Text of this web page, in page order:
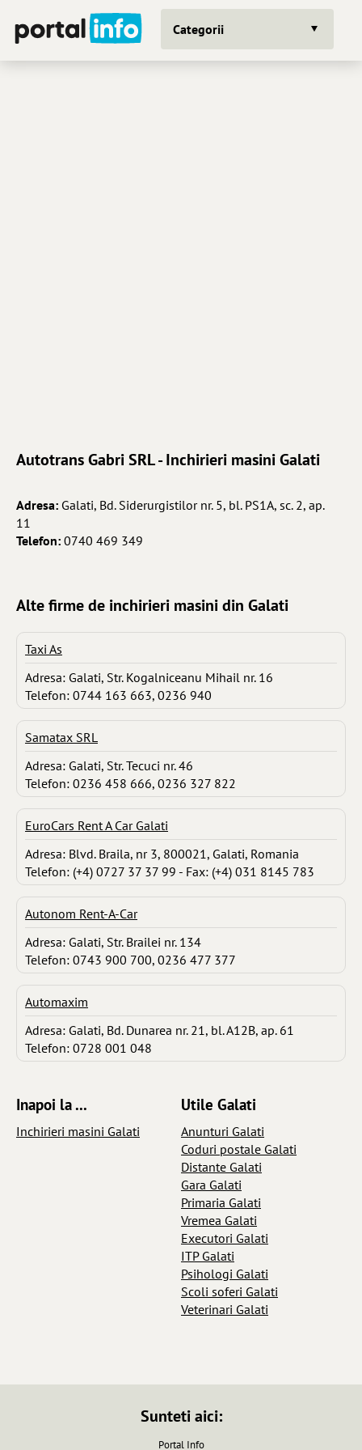
Categorii
Autotrans Gabri SRL - Inchirieri masini Galati
Adresa: Galati, Bd. Siderurgistilor nr. 5, bl. PS1A, sc. 2, ap.
11
Telefon: 0740 469 349
Alte firme de inchirieri masini din Galati
Taxi As
Adresa: Galati, Str. Kogalniceanu Mihail nr. 16
Telefon: 0744 163 663, 0236 940
Samatax SRL
Adresa: Galati, Str. Tecuci nr. 46
Telefon: 0236 458 666, 0236 327 822
EuroCars Rent A Car Galati
Adresa: Blvd. Braila, nr 3, 800021, Galati, Romania
Telefon: (+4) 0727 37 37 99 - Fax: (+4) 031 8145 783
Autonom Rent-A-Car
Adresa: Galati, Str. Brailei nr. 134
Telefon: 0743 900 700, 0236 477 377
Automaxim
Adresa: Galati, Bd. Dunarea nr. 21, bl. A12B, ap. 61
Telefon: 0728 001 048
Inapoi la ...
Inchirieri masini Galati
Utile Galati
Anunturi Galati
Coduri postale Galati
Distante Galati
Gara Galati
Primaria Galati
Vremea Galati
Executori Galati
ITP Galati
Psihologi Galati
Scoli soferi Galati
Veterinari Galati
Sunteti aici:
Portal Info